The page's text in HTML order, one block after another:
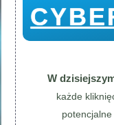
W
każde